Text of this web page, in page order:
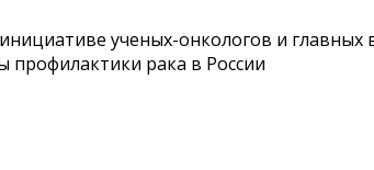
ученых-онкологов и главных
рака в России